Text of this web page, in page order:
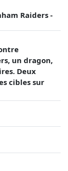
Raiders -
un dragon,
Deux
cibles sur